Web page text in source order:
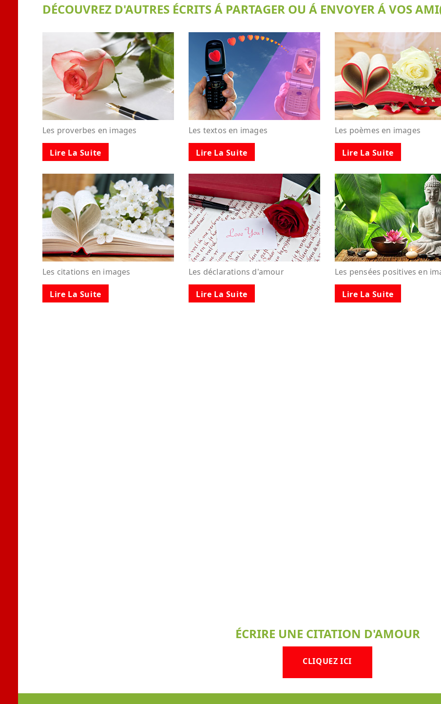
DÉCOUVREZ D'AUTRES ÉCRITS Á PARTAGER OU Á ENVOYER Á VOS
Les proverbes en images
Lire La Suite
Les textos en images
Lire La Suite
Les poèmes en images
Lire La Suite
Les citations en images
Lire La Suite
Les déclarations d'amour
Lire La Suite
Les pensées positives en
Lire La Suite
ÉCRIRE UNE CITATION D'AMOUR
CLIQUEZ ICI